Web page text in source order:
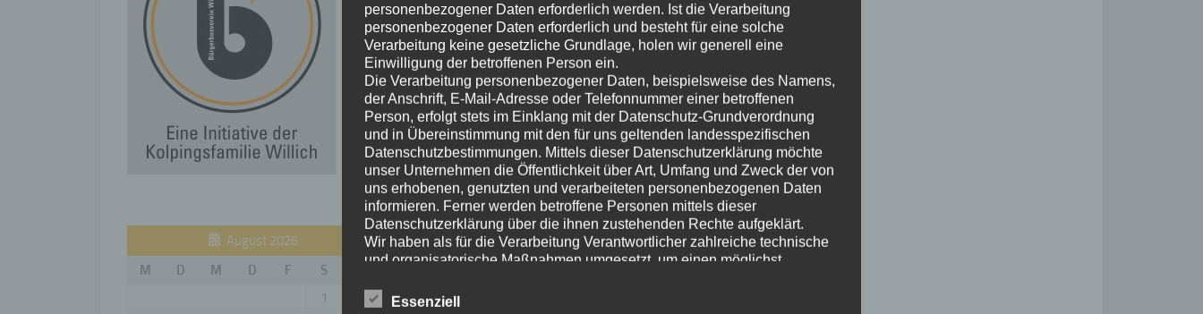
August 2026
M
D M D F S
1
personenbezogener Daten erforderlich werden. Ist die Verarbeitung
personenbezogener Daten erforderlich und besteht für eine solche
Verarbeitung keine gesetzliche Grundlage, holen wir generell eine
Einwilligung der betroffenen Person ein.
Die Verarbeitung personenbezogener Daten, beispielsweise des Namens,
der Anschrift, E-Mail-Adresse oder Telefonnummer einer betroffenen
Person, erfolgt stets im Einklang mit der Datenschutz-Grundverordnung
und in Übereinstimmung mit den für uns geltenden landesspezifischen
Datenschutzbestimmungen. Mittels dieser Datenschutzerklärung möchte
unser Unternehmen die Öffentlichkeit über Art, Umfang und Zweck der von
uns erhobenen, genutzten und verarbeiteten personenbezogenen Daten
informieren. Ferner werden betroffene Personen mittels dieser
Datenschutzerklärung über die ihnen zustehenden Rechte aufgeklärt.
Wir haben als für die Verarbeitung Verantwortlicher zahlreiche technische
und organisatorische Maßnahmen umgesetzt, um einen möglichst
personenbezogenen Daten sicherzustellen. Dennoch können
Essenziell